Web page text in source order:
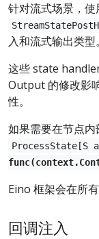
针对流式场景，使
入和流式输出类型。
这些 state
Output 的修改影
性。
如果需要在节点
ProcessState[S
Eino 框架会在所
回调注入